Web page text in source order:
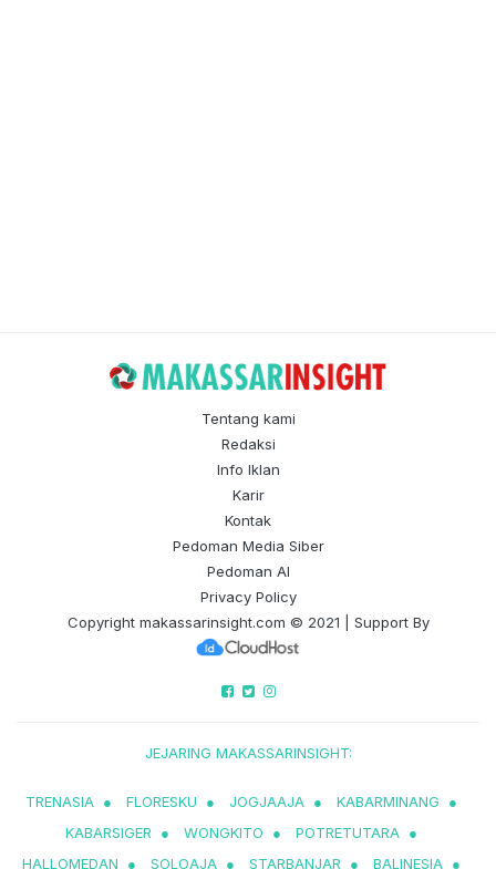
Tentang kami
Redaksi
Info Iklan
Karir
Kontak
Pedoman Media Siber
Pedoman AI
Privacy Policy
Copyright makassarinsight.com © 2021 | Support By
JEJARING MAKASSARINSIGHT:
TRENASIA ● FLORESKU ● JOGJAAJA ● KABARMINANG
●
KABARSIGER
● WONGKITO ● POTRETUTARA ●
HALLOMEDAN
● SOLOAJA ● STARBANJAR ● BALINESIA ●